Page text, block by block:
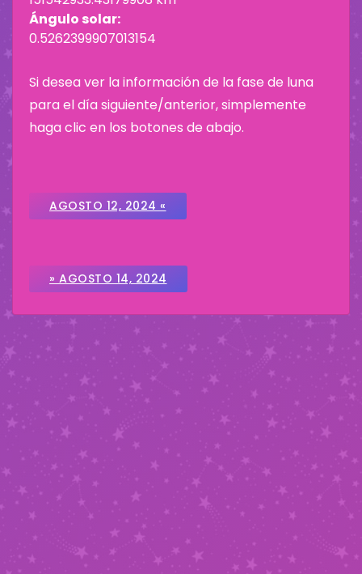
Ángulo solar:
0.5262399907013154
Si desea ver la información de la fase de luna
para el día siguiente/anterior, simplemente
haga clic en los botones de abajo.
AGOSTO 12, 2024 «
» AGOSTO 14, 2024